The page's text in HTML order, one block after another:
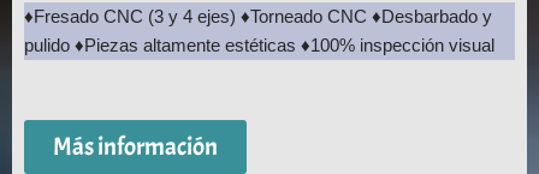
♦Fresado CNC (3 y 4 ejes) ♦Torneado CNC ♦Desbarbado y
pulido ♦Piezas altamente estéticas ♦100% inspección visual
Más información